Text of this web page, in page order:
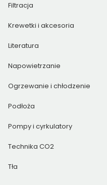
Filtracja
Krewetki i akcesoria
Literatura
Napowietrzanie
Ogrzewanie i chłodzenie
Podłoża
Pompy i cyrkulatory
Technika CO2
Tła